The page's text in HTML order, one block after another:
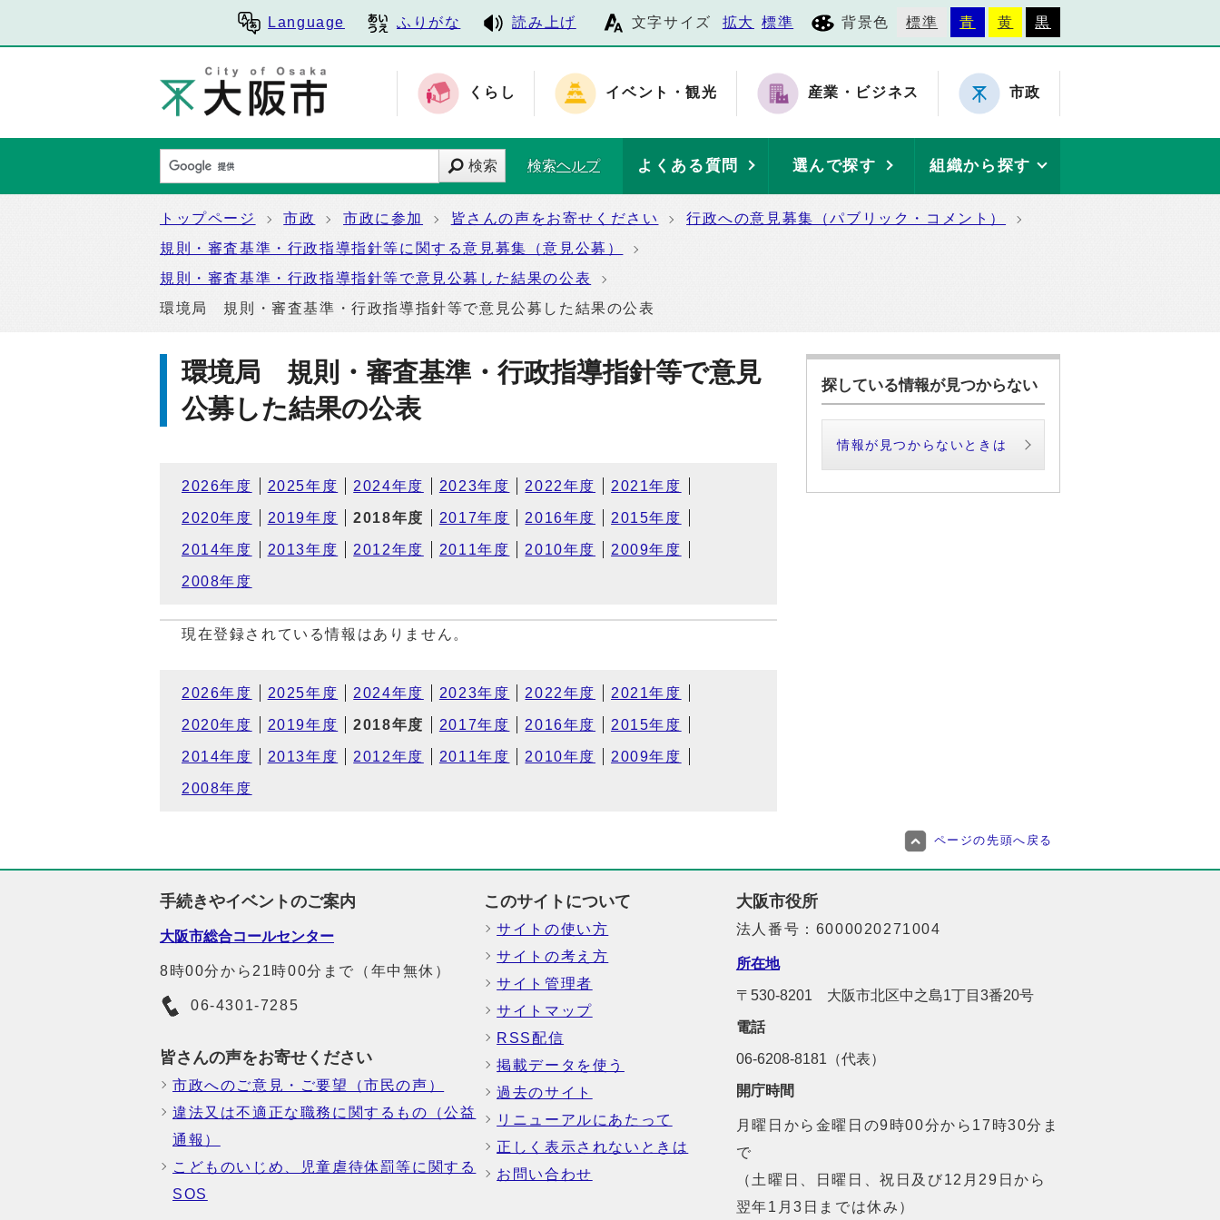
Language ふりがな 読み上げ 文字サイズ 拡大 標準 背景色 標準 青 黄 黒
くらし イベント・観光 産業・ビジネス 市政
検索 検索ヘルプ よくある質問 選んで探す 組織から探す
トップページ 市政 市政に参加 皆さんの声をお寄せください
行政への意見募集（パブリック・コメント）
規則・審査基準・行政指導指針等に関する意見募集（意見公募）
規則・審査基準・行政指導指針等で意見公募した結果の公表
環境局 規則・審査基準・行政指導指針等で意見公募した結果の公表
環境局 規則・審査基準・行政指導指針等で意見
公募した結果の公表
2026年度 2025年度 2024年度 2023年度 2022年度 2021年度
2020年度 2019年度 2018年度 2017年度 2016年度 2015年度
2014年度 2013年度 2012年度 2011年度 2010年度 2009年度
2008年度
現在登録されている情報はありません。
2026年度 2025年度 2024年度 2023年度 2022年度 2021年度
2020年度 2019年度 2018年度 2017年度 2016年度 2015年度
2014年度 2013年度 2012年度 2011年度 2010年度 2009年度
2008年度
探している情報が見つからない
情報が見つからないときは
ページの先頭へ戻る
手続きやイベントのご案内
大阪市総合コールセンター
8時00分から21時00分まで（年中無休）
06-4301-7285
皆さんの声をお寄せください
市政へのご意見・ご要望（市民の声）
違法又は不適正な職務に関するもの（公益
通報）
こどものいじめ、児童虐待体罰等に関する
SOS
このサイトについて
サイトの使い方
サイトの考え方
サイト管理者
サイトマップ
RSS配信
掲載データを使う
過去のサイト
リニューアルにあたって
正しく表示されないときは
お問い合わせ
大阪市役所
法人番号：6000020271004
所在地
〒530-8201 大阪市北区中之島1丁目3番20号
電話
06-6208-8181（代表）
開庁時間
月曜日から金曜日の9時00分から17時30分ま
で
（土曜日、日曜日、祝日及び12月29日から
翌年1月3日までは休み）